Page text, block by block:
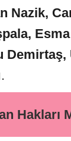
Nazik,
Demirtaş,
Hakları